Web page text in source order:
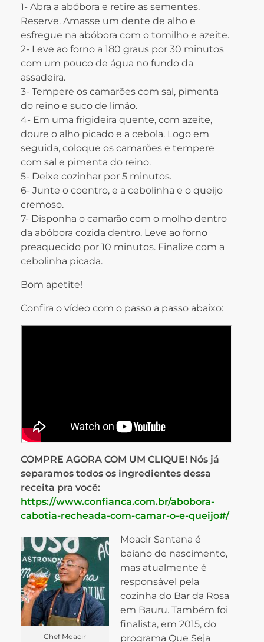
1- Abra a abóbora e retire as sementes.
Reserve. Amasse um dente de alho e
esfregue na abóbora com o tomilho e azeite.
2- Leve ao forno a 180 graus por 30 minutos
com um pouco de água no fundo da
assadeira.
3- Tempere os camarões com sal, pimenta
do reino e suco de limão.
4- Em uma frigideira quente, com azeite,
doure o alho picado e a cebola. Logo em
seguida, coloque os camarões e tempere
com sal e pimenta do reino.
5- Deixe cozinhar por 5 minutos.
6- Junte o coentro, e a cebolinha e o queijo
cremoso.
7- Disponha o camarão com o molho dentro
da abóbora cozida dentro. Leve ao forno
preaquecido por 10 minutos. Finalize com a
cebolinha picada.
Bom apetite!
Confira o vídeo com o passo a passo abaixo:
COMPRE AGORA COM UM CLIQUE! Nós já
separamos todos os ingredientes dessa
receita pra você:
https://www.confianca.com.br/abobora-
cabotia-recheada-com-camar-o-e-queijo#/
Chef Moacir
Moacir Santana é
baiano de nascimento,
mas atualmente é
responsável pela
cozinha do Bar da Rosa
em Bauru. Também foi
finalista, em 2015, do
programa Que Seja